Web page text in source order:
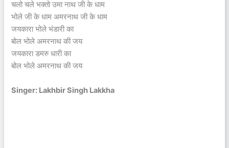
चलो चले भक्तो उमा नाथ जी के धाम
भोले जी के धाम अमरनाथ जी के धाम
जयकारा भोले भंडारी का
बोल भोले अमरनाथ की जय
जयकारा डमरु धारी का
बोल भोले अमरनाथ की जय
Singer: Lakhbir Singh Lakkha